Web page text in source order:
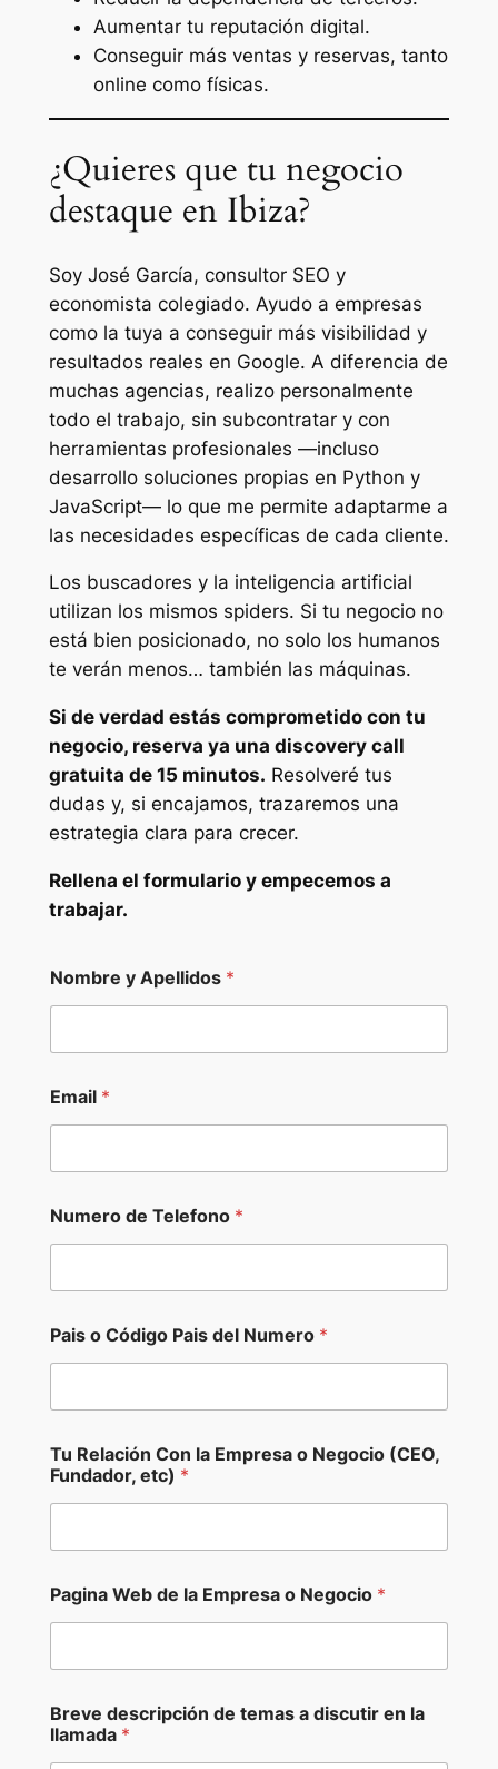
Aumentar tu reputación digital.
Conseguir más ventas y reservas, tanto
online como físicas.
¿Quieres que tu negocio
destaque en Ibiza?
Soy José García, consultor SEO y
economista colegiado. Ayudo a empresas
como la tuya a conseguir más visibilidad y
resultados reales en Google. A diferencia de
muchas agencias, realizo personalmente
todo el trabajo, sin subcontratar y con
herramientas profesionales —incluso
desarrollo soluciones propias en Python y
JavaScript— lo que me permite adaptarme a
las necesidades específicas de cada cliente.
Los buscadores y la inteligencia artificial
utilizan los mismos spiders. Si tu negocio no
está bien posicionado, no solo los humanos
te verán menos… también las máquinas.
Si de verdad estás comprometido con tu
negocio, reserva ya una discovery call
gratuita de 15 minutos. Resolveré tus
dudas y, si encajamos, trazaremos una
estrategia clara para crecer.
Rellena el formulario y empecemos a
trabajar.
Nombre y Apellidos *
Email *
T
e
o
n
o
Numero de Telefono *
Pais o Código Pais del Numero *
Tu Relación Con la Empresa o Negocio (CEO,
Fundador, etc) *
Pagina Web de la Empresa o Negocio *
Breve descripción de temas a discutir en la
llamada *